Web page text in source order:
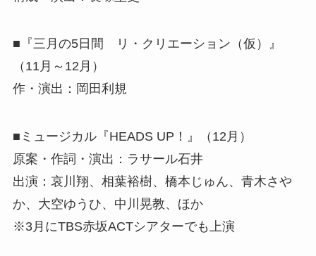
■『三月の5日間 リ・クリエーション（仮）』
（11月～12月）
作・演出：岡田利規
■ミュージカル『HEADS UP！』（12月）
原案・作詞・演出：ラサール石井
出演：哀川翔、相葉裕樹、橋本じゅん、青木さや
か、大空ゆうひ、中川晃教、ほか
※3月にTBS赤坂ACTシアターでも上演